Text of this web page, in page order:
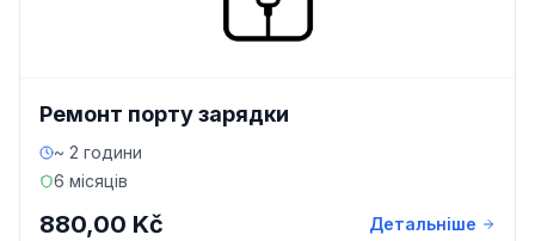
Ремонт порту зарядки
~ 2 години
6 місяців
880,00 Kč Детальніше